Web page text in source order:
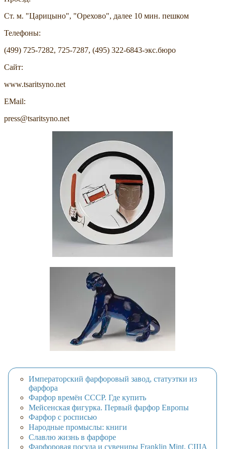
Ст. м. "Царицыно", "Орехово", далее 10 мин. пешком
Телефоны:
(499) 725-7282, 725-7287, (495) 322-6843-экс.бюро
Сайт:
www.tsaritsyno.net
EMail:
press@tsaritsyno.net
Императорский фарфоровый завод, статуэтки из
фарфора
Фарфор времён СССР. Где купить
Мейсенская фигурка. Первый фарфор Европы
Фарфор с росписью
Народные промыслы: книги
Славлю жизнь в фарфоре
Фарфоровая посуда и сувениры Franklin Mint, США